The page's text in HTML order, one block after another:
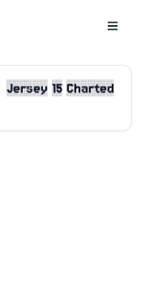
Jersey 15 Charted